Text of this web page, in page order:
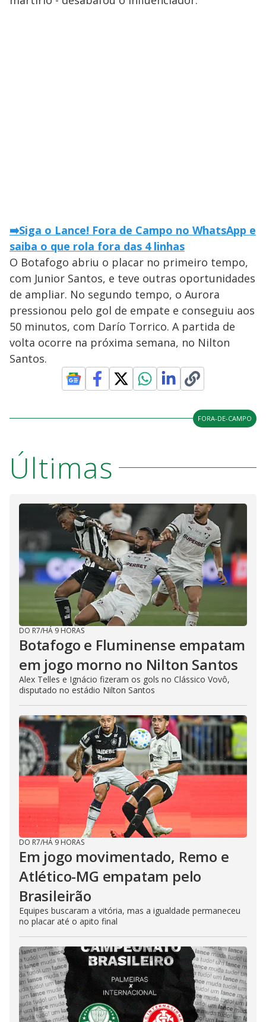
➡️Siga o Lance! Fora de Campo no WhatsApp e
saiba o que rola fora das 4 linhas
O Botafogo abriu o placar no primeiro tempo,
com Junior Santos, e teve outras oportunidades
de ampliar. No segundo tempo, o Aurora
pressionou pelo gol de empate e conseguiu aos
50 minutos, com Darío Torrico. A partida de
volta ocorre na próxima semana, no Nilton
Santos.
FORA-DE-CAMPO
Últimas
DO R7/HÁ 9 HORAS
Botafogo e Fluminense empatam
em jogo morno no Nilton Santos
Alex Telles e Ignácio fizeram os gols no Clássico Vovô,
disputado no estádio Nilton Santos
DO R7/HÁ 9 HORAS
Em jogo movimentado, Remo e
Atlético-MG empatam pelo
Brasileirão
Equipes buscaram a vitória, mas a igualdade permaneceu
no placar até o apito final